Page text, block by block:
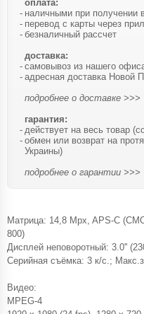
оплата:
наличными при получении
перевод с карты через
безналичный рассчет
доставка:
самовывоз из нашего
адресная доставка Новой
подробнее о доставке >>>
гарантия:
действует на весь товар
обмен или возврат на
Украины)
подробнее о гарантии >>>
Матрица: 14,8 Mpx, APS-C
800)
Дисплей неповоротный: 3.0''
Серийная съёмка: 3 к/с.;
Видео:
MPEG-4